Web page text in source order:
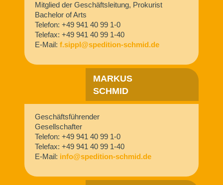
Mitglied der Geschäftsleitung, Prokurist
Bachelor of Arts
Telefon: +49 941 40 99 1-0
Telefax: +49 941 40 99 1-40
E-Mail: f.sippl@spedition-schmid.de
MARKUS
SCHMID
Geschäftsführender
Gesellschafter
Telefon: +49 941 40 99 1-0
Telefax: +49 941 40 99 1-40
E-Mail: info@spedition-schmid.de